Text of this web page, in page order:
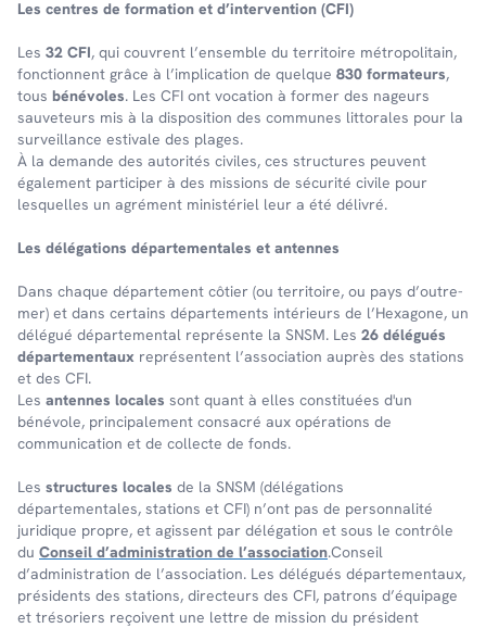
Les centres de forma­tion et d’in­ter­ven­tion (CFI)
Les 32 CFI, qui couvrent l’en­semble du terri­toire métro­po­li­tain,
fonc­tionnent grâce à l’im­pli­ca­tion de quelque 830 forma­teurs,
tous béné­voles. Les CFI ont voca­tion à former des nageurs
sauve­teurs mis à la dispo­si­tion des communes litto­rales pour la
surveillance esti­vale des plages.
À la demande des auto­ri­tés civiles, ces struc­tures peuvent
égale­ment parti­ci­per à des missions de sécu­rité civile pour
lesquelles un agré­ment minis­té­riel leur a été déli­vré.
Les délé­ga­tions dépar­te­men­tales et antennes
Dans chaque dépar­te­ment côtier (ou terri­toire, ou pays d’outre-
mer) et dans certains dépar­te­ments inté­rieurs de l’Hexa­gone, un
délé­gué dépar­te­men­tal repré­sente la SNSM. Les 26 délégués
départementaux représentent l’association auprès des stations
et des CFI.
Les antennes locales sont quant à elles constituées d'un
bénévole, principalement consacré aux opérations de
communication et de collecte de fonds.
Les structures locales de la SNSM (délégations
départementales, stations et CFI) n’ont pas de personnalité
juridique propre, et agissent par délégation et sous le contrôle
du Conseil d’administration de l’association.Conseil
d’administration de l’association. Les délégués départementaux,
présidents des stations, directeurs des CFI, patrons d’équipage
et trésoriers reçoivent une lettre de mission du président